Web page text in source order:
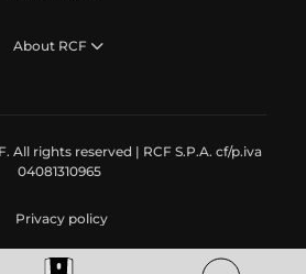
About RCF
All rights reserved | RCF S.P.A. cf/p.iva
04081310965
Privacy policy